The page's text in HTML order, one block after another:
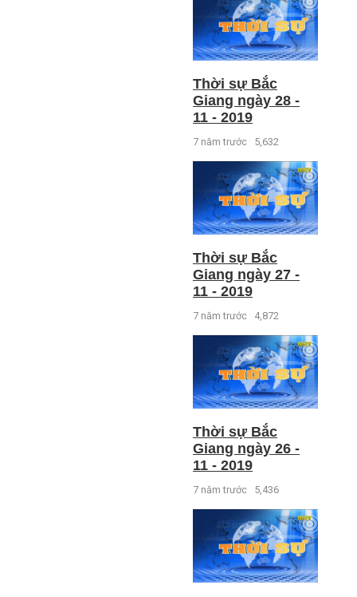
Thời sự Bắc
Giang ngày 28 -
11 - 2019
7 năm trước 5,632
Thời sự Bắc
Giang ngày 27 -
11 - 2019
7 năm trước 4,872
Thời sự Bắc
Giang ngày 26 -
11 - 2019
7 năm trước 5,436